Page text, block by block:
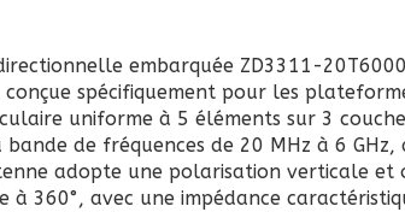
embarquée ZD3311-
spécifiquement pour les
uniforme à 5 éléments sur 3
de fréquences de 20 MHz à 6 GHz,
adopte une polarisation verticale
à 360°, avec une impédance